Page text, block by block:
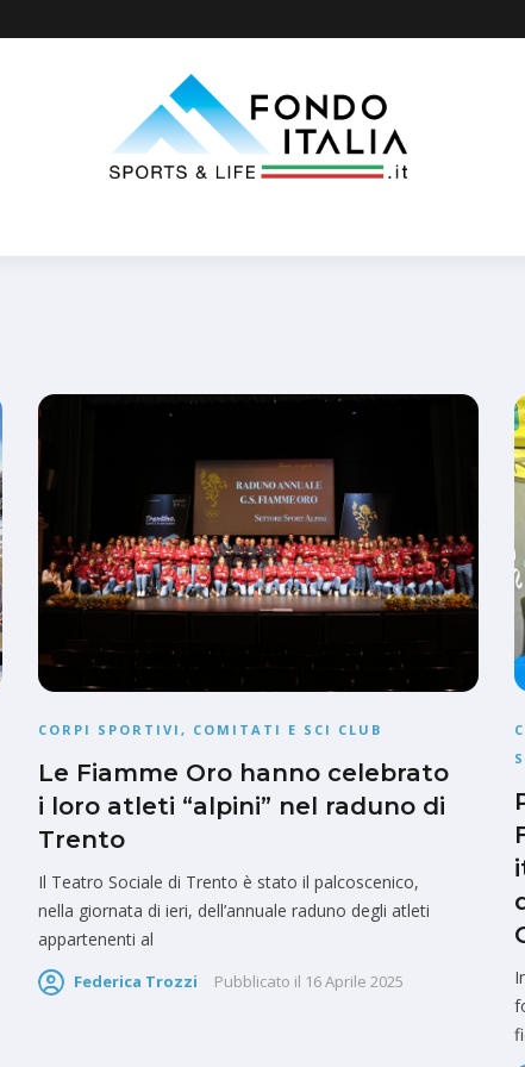
CORPI SPORTIVI, COMITATI E SCI CLUB
Le Fiamme Oro hanno celebrato
i loro atleti “alpini” nel raduno di
Trento
Il Teatro Sociale di Trento è stato il palcoscenico,
nella giornata di ieri, dell’annuale raduno degli atleti
appartenenti al
Federica Trozzi Pubblicato il 16 Aprile 2025